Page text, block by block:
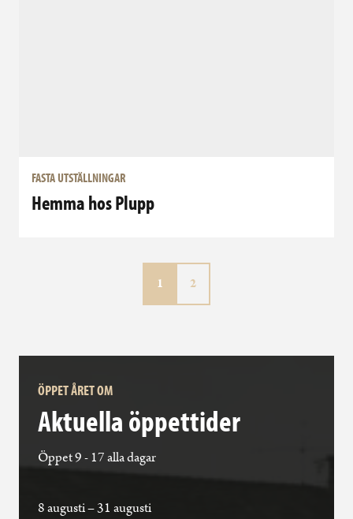
FASTA UTSTÄLLNINGAR
Hemma hos Plupp
Aktuell sida
1 Sida
2
ÖPPET ÅRET OM
Aktuella öppettider
Öppet 9 - 17 alla dagar
8 augusti – 31 augusti